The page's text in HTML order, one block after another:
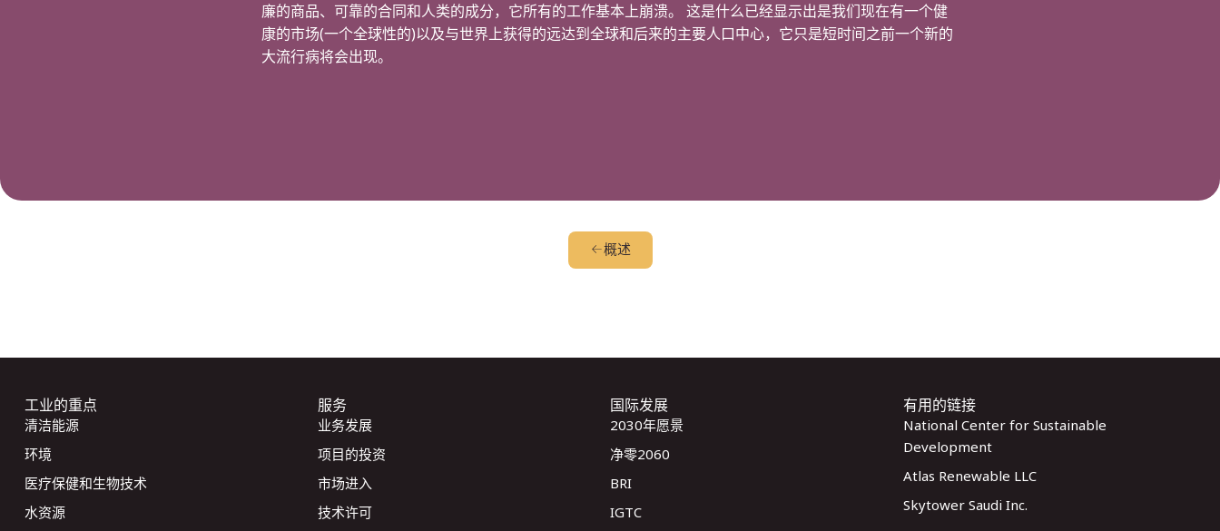
廉的商品、可靠的合同和人类的成分，它所有的工作基本上崩溃。 这是什么已经显示出是我们现在有一个健
康的市场(一个全球性的)以及与世界上获得的远达到全球和后来的主要人口中心，它只是短时间之前一个新的
大流行病将会出现。
概述
工业的重点
清洁能源
环境
医疗保健和生物技术
水资源
服务
业务发展
项目的投资
市场进入
技术许可
国际发展
2030年愿景
净零2060
BRI
IGTC
有用的链接
National Center for Sustainable
Development
Atlas Renewable LLC
Skytower Saudi Inc.